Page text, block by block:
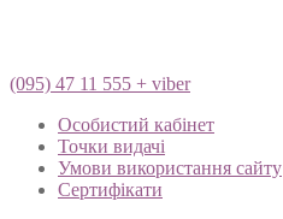
(095) 47 11 555 + viber
Особистий кабінет
Точки видачі
Умови використання сайту
Сертифікати